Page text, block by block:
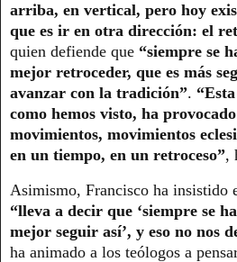
arriba, en vertical, pero hoy
que es ir en otra dirección: el
quien defiende que “siempre se
mejor retroceder, que es más
avanzar con la tradición”.
como hemos visto, ha
movimientos, movimientos
en un tiempo, en un retroceso”,
Asimismo, Francisco ha insistido
“lleva a decir que ‘siempre se
mejor seguir así’, y eso no nos
ha animado a los teólogos a